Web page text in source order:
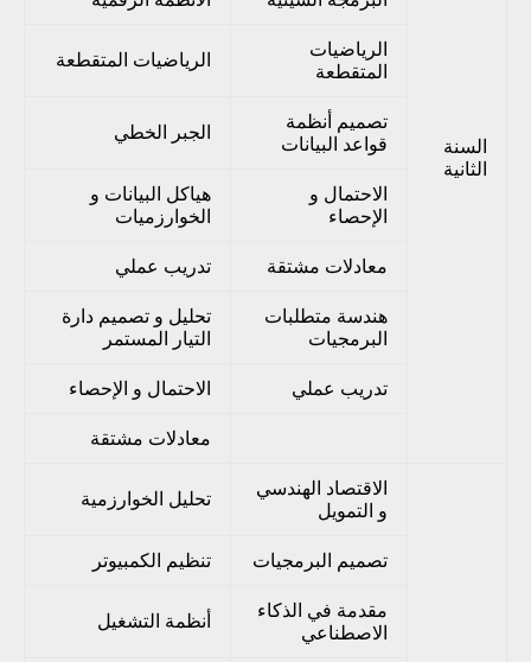
السنة
الثانية
الرياضيات
المتقطعة
الرياضيات المتقطعة
تصميم أنظمة
قواعد البيانات
الجبر الخطي
الاحتمال و
الإحصاء
هياكل البيانات و
الخوارزميات
معادلات مشتقة تدريب عملي
هندسة متطلبات
البرمجيات
تحليل و تصميم دارة
التيار المستمر
تدريب عملي الاحتمال و الإحصاء
معادلات مشتقة
الاقتصاد الهندسي
و التمويل
تحليل الخوارزمية
تصميم البرمجيات تنظيم الكمبيوتر
مقدمة في الذكاء
الاصطناعي
أنظمة التشغيل